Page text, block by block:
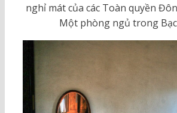
nghỉ mát của các Toàn quyền
Một phòng ngủ trong